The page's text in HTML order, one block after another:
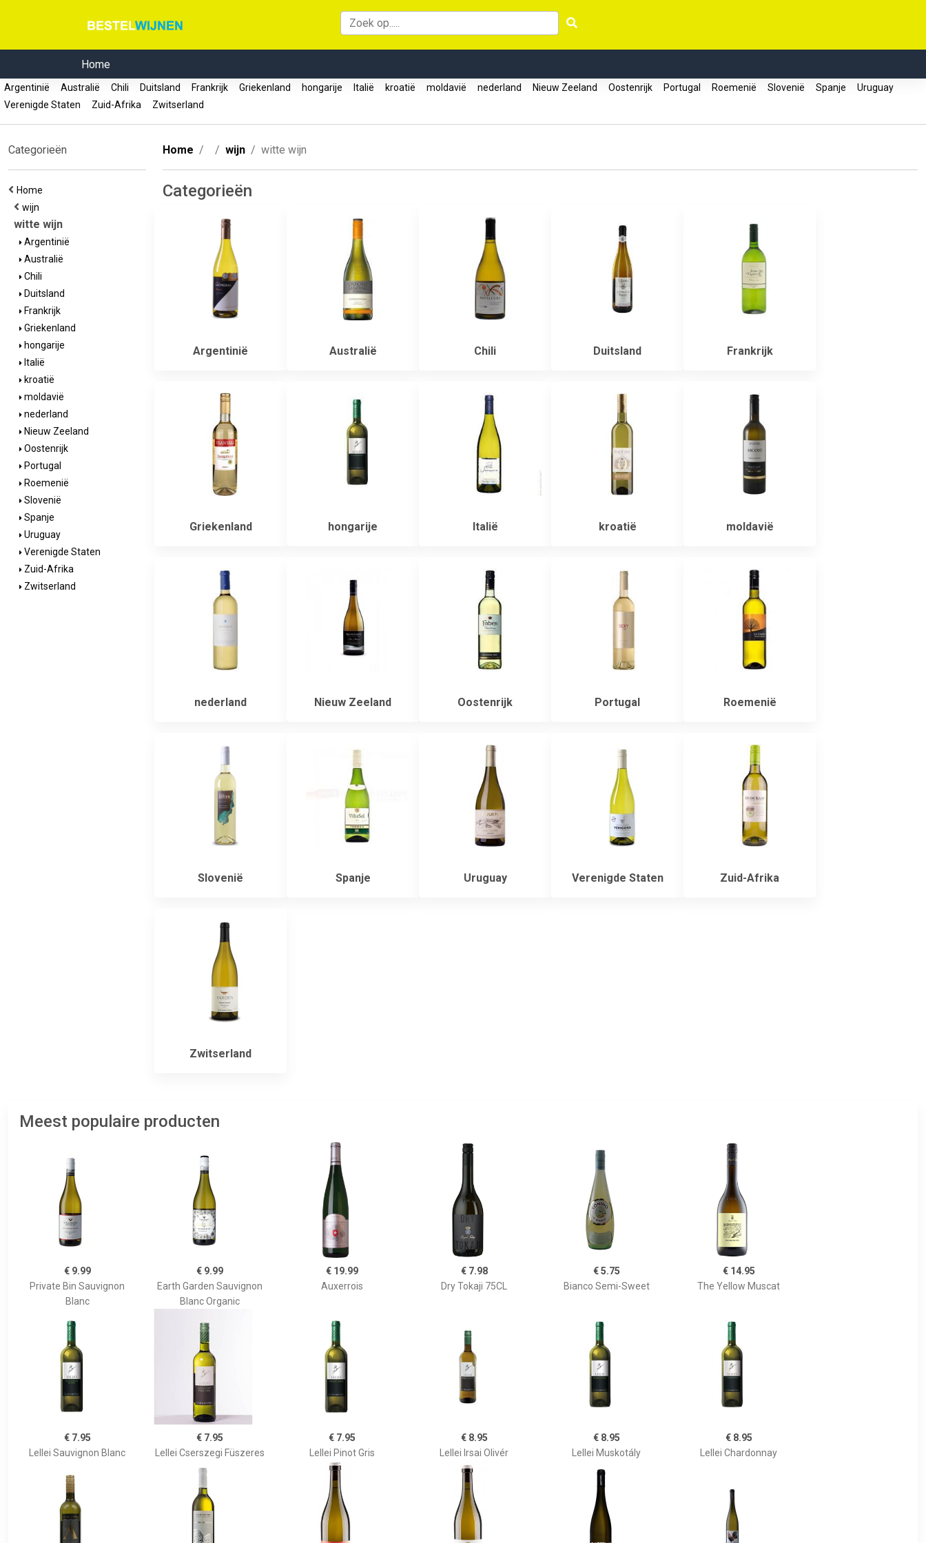
Home
Argentinië Australië Chili Duitsland Frankrijk Griekenland hongarije Italië kroatië moldavië nederland Nieuw Zeeland Oostenrijk Portugal Roemenië Slovenië Spanje
Uruguay
Verenigde Staten
Zuid-Afrika Zwitserland
Categorieën
Home
wijn
witte wijn
Argentinië
Australië
Chili
Duitsland
Frankrijk
Griekenland
hongarije
Italië
kroatië
moldavië
nederland
Nieuw Zeeland
Oostenrijk
Portugal
Roemenië
Slovenië
Spanje
Uruguay
Verenigde Staten
Zuid-Afrika
Zwitserland
Home wijn witte wijn
Categorieën
Argentinië Australië Chili Duitsland Frankrijk
Griekenland hongarije Italië kroatië moldavië
nederland Nieuw Zeeland Oostenrijk Portugal Roemenië
Slovenië Spanje Uruguay Verenigde Staten Zuid-Afrika
Zwitserland
Meest populaire producten
€ 9.99
Private Bin Sauvignon
Blanc
€ 9.99
Earth Garden Sauvignon
Blanc Organic
€ 19.99
Auxerrois
€ 7.98
Dry Tokaji 75CL
€ 5.75
Bianco Semi-Sweet
€ 14.95
The Yellow Muscat
€ 7.95
Lellei Sauvignon Blanc
€ 7.95
Lellei Cserszegi Füszeres
€ 7.95
Lellei Pinot Gris
€ 8.95
Lellei Irsai Olivér
€ 8.95
Lellei Muskotály
€ 8.95
Lellei Chardonnay